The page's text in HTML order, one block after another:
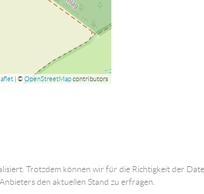
| ©OpenStreetMapcontributors
Trotzdem können wir für die Richtigkeit der
den aktuellen Stand zu erfragen.